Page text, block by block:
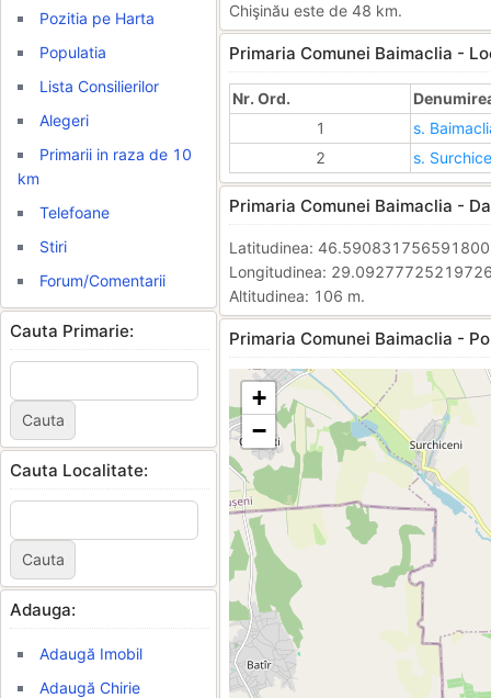
Pozitia pe Harta
Populatia
Lista Consilierilor
Alegeri
Primarii in raza de 10
km
Telefoane
Stiri
Forum/Comentarii
Cauta Primarie:
Cauta Localitate:
Adauga:
Adaugă Imobil
Adaugă Chirie
Chişinău este de 48 km.
Primaria Comunei Baimaclia -
Nr. Ord.
1
s.
2
s.
Primaria Comunei Baimaclia -
Latitudinea:
Longitudinea:
Altitudinea: 106 m.
Primaria Comunei Baimaclia -
+
−